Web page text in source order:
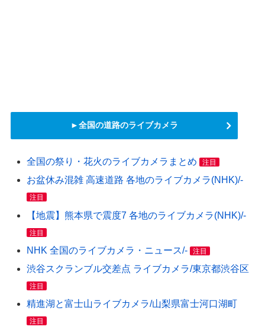
►全国の道路のライブカメラ
全国の祭り・花火のライブカメラまとめ 注目
お盆休み混雑 高速道路 各地のライブカメラ(NHK)/-
注目
【地震】熊本県で震度7 各地のライブカメラ(NHK)/-
注目
NHK 全国のライブカメラ・ニュース/- 注目
渋谷スクランブル交差点 ライブカメラ/東京都渋谷区
注目
精進湖と富士山ライブカメラ/山梨県富士河口湖町
注目